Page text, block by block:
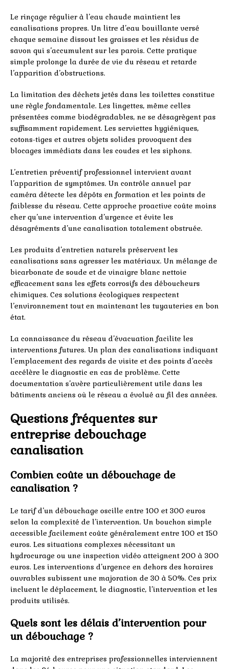
Le rinçage régulier à l’eau chaude maintient les
canalisations propres. Un litre d’eau bouillante versé
chaque semaine dissout les graisses et les résidus de
savon qui s’accumulent sur les parois. Cette pratique
simple prolonge la durée de vie du réseau et retarde
l’apparition d’obstructions.
La limitation des déchets jetés dans les toilettes constitue
une règle fondamentale. Les lingettes, même celles
présentées comme biodégradables, ne se désagrègent pas
suffisamment rapidement. Les serviettes hygiéniques,
cotons-tiges et autres objets solides provoquent des
blocages immédiats dans les coudes et les siphons.
L’entretien préventif professionnel intervient avant
l’apparition de symptômes. Un contrôle annuel par
caméra détecte les dépôts en formation et les points de
faiblesse du réseau. Cette approche proactive coûte moins
cher qu’une intervention d’urgence et évite les
désagréments d’une canalisation totalement obstruée.
Les produits d’entretien naturels préservent les
canalisations sans agresser les matériaux. Un mélange de
bicarbonate de soude et de vinaigre blanc nettoie
efficacement sans les effets corrosifs des déboucheurs
chimiques. Ces solutions écologiques respectent
l’environnement tout en maintenant les tuyauteries en bon
état.
La connaissance du réseau d’évacuation facilite les
interventions futures. Un plan des canalisations indiquant
l’emplacement des regards de visite et des points d’accès
accélère le diagnostic en cas de problème. Cette
documentation s’avère particulièrement utile dans les
bâtiments anciens où le réseau a évolué au fil des années.
Questions fréquentes sur
entreprise debouchage
canalisation
Combien coûte un débouchage de
canalisation ?
Le tarif d’un débouchage oscille entre 100 et 300 euros
selon la complexité de l’intervention. Un bouchon simple
accessible facilement coûte généralement entre 100 et 150
euros. Les situations complexes nécessitant un
hydrocurage ou une inspection vidéo atteignent 200 à 300
euros. Les interventions d’urgence en dehors des horaires
ouvrables subissent une majoration de 30 à 50%. Ces prix
incluent le déplacement, le diagnostic, l’intervention et les
produits utilisés.
Quels sont les délais d’intervention pour
un débouchage ?
La majorité des entreprises professionnelles interviennent